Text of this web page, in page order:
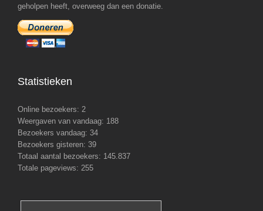
geholpen heeft, overweeg dan een donatie.
Statistieken
Online bezoekers: 2
Weergaven van vandaag: 188
Bezoekers vandaag: 34
Bezoekers gisteren: 39
Totaal aantal bezoekers: 145.837
Totale pageviews: 255